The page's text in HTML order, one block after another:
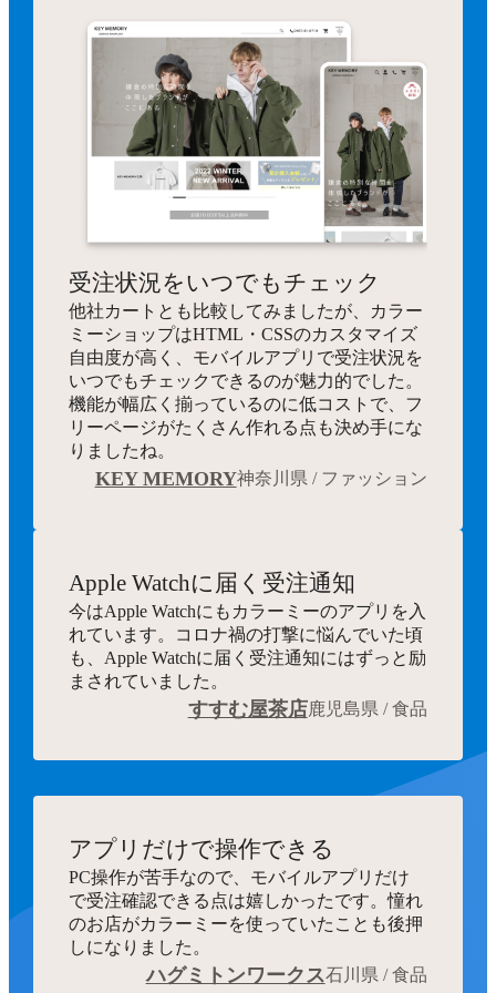
受注状況をいつでもチェック
他社カートとも比較してみましたが、カラー
ミーショップはHTML・CSSのカスタマイズ
自由度が高く、モバイルアプリで受注状況を
いつでもチェックできるのが魅力的でした。
機能が幅広く揃っているのに低コストで、フ
リーページがたくさん作れる点も決め手にな
りましたね。
KEY MEMORY神奈川県 / ファッション
Apple Watchに届く受注通知
今はApple Watchにもカラーミーのアプリを入
れています。コロナ禍の打撃に悩んでいた頃
も、Apple Watchに届く受注通知にはずっと励
まされていました。
すすむ屋茶店鹿児島県 / 食品
アプリだけで操作できる
PC操作が苦手なので、モバイルアプリだけ
で受注確認できる点は嬉しかったです。憧れ
のお店がカラーミーを使っていたことも後押
しになりました。
ハグミトンワークス石川県 / 食品